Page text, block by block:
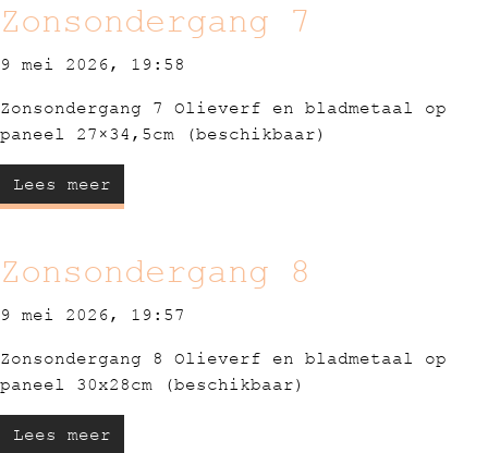
Zonsondergang 7
9 mei 2026, 19:58
Zonsondergang 7 Olieverf en bladmetaal op
paneel 27×34,5cm (beschikbaar)
Lees meer
Zonsondergang 8
9 mei 2026, 19:57
Zonsondergang 8 Olieverf en bladmetaal op
paneel 30x28cm (beschikbaar)
Lees meer